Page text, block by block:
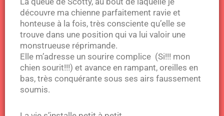
découvre ma chienne parfaitement ravie et
honteuse à la fois, très consciente qu’elle se
trouve dans une position qui va lui valoir une
monstrueuse réprimande.
Elle m’adresse un sourire complice (Si!!! mon
chien sourit!!!) et avance en rampant, oreilles en
bas, très conquérante sous ses airs faussement
soumis.